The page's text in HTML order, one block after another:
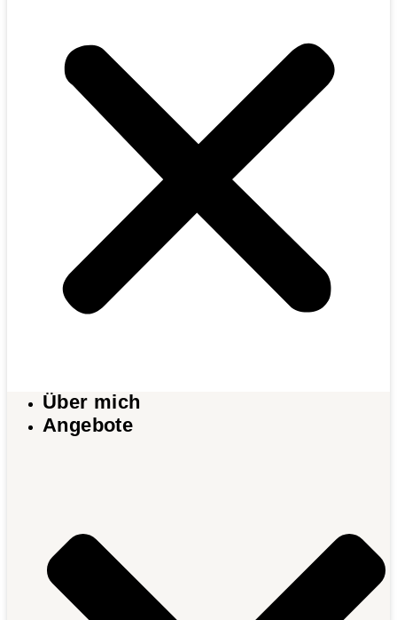
Über mich
Angebote